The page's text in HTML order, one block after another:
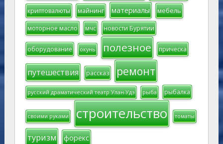
криптовалюты майнинг материалы мебель
моторное масло мчс новости Бурятии
оборудование окунь полезное прическа
путешествия рассказ ремонт
русский драматический театр Улан-Удэ рыба рыбалка
своими руками строительство томаты
туризм форекс